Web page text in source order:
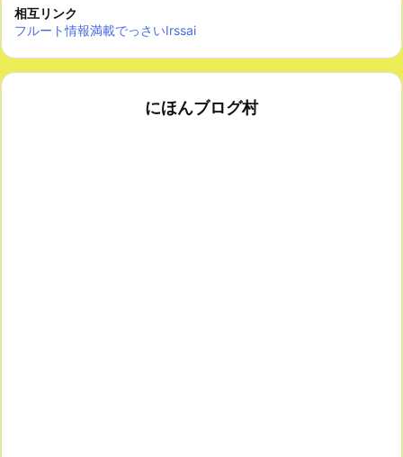
相互リンク
フルート情報満載でっさいIrssai
にほんブログ村